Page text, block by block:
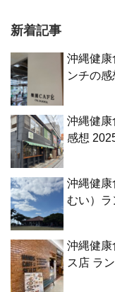
新着記事
沖縄健康
ンチの
沖縄健康
感想
沖縄健康
むい）ラ
沖縄健康
ス店 ラ